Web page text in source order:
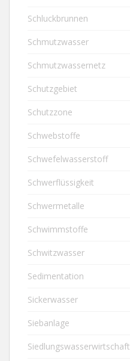
Schluckbrunnen
Schmutzwasser
Schmutzwassernetz
Schutzgebiet
Schutzzone
Schwebstoffe
Schwefelwasserstoff
Schwerflüssigkeit
Schwermetalle
Schwimmstoffe
Schwitzwasser
Sedimentation
Sickerwasser
Siebanlage
Siedlungswasserwirtschaft